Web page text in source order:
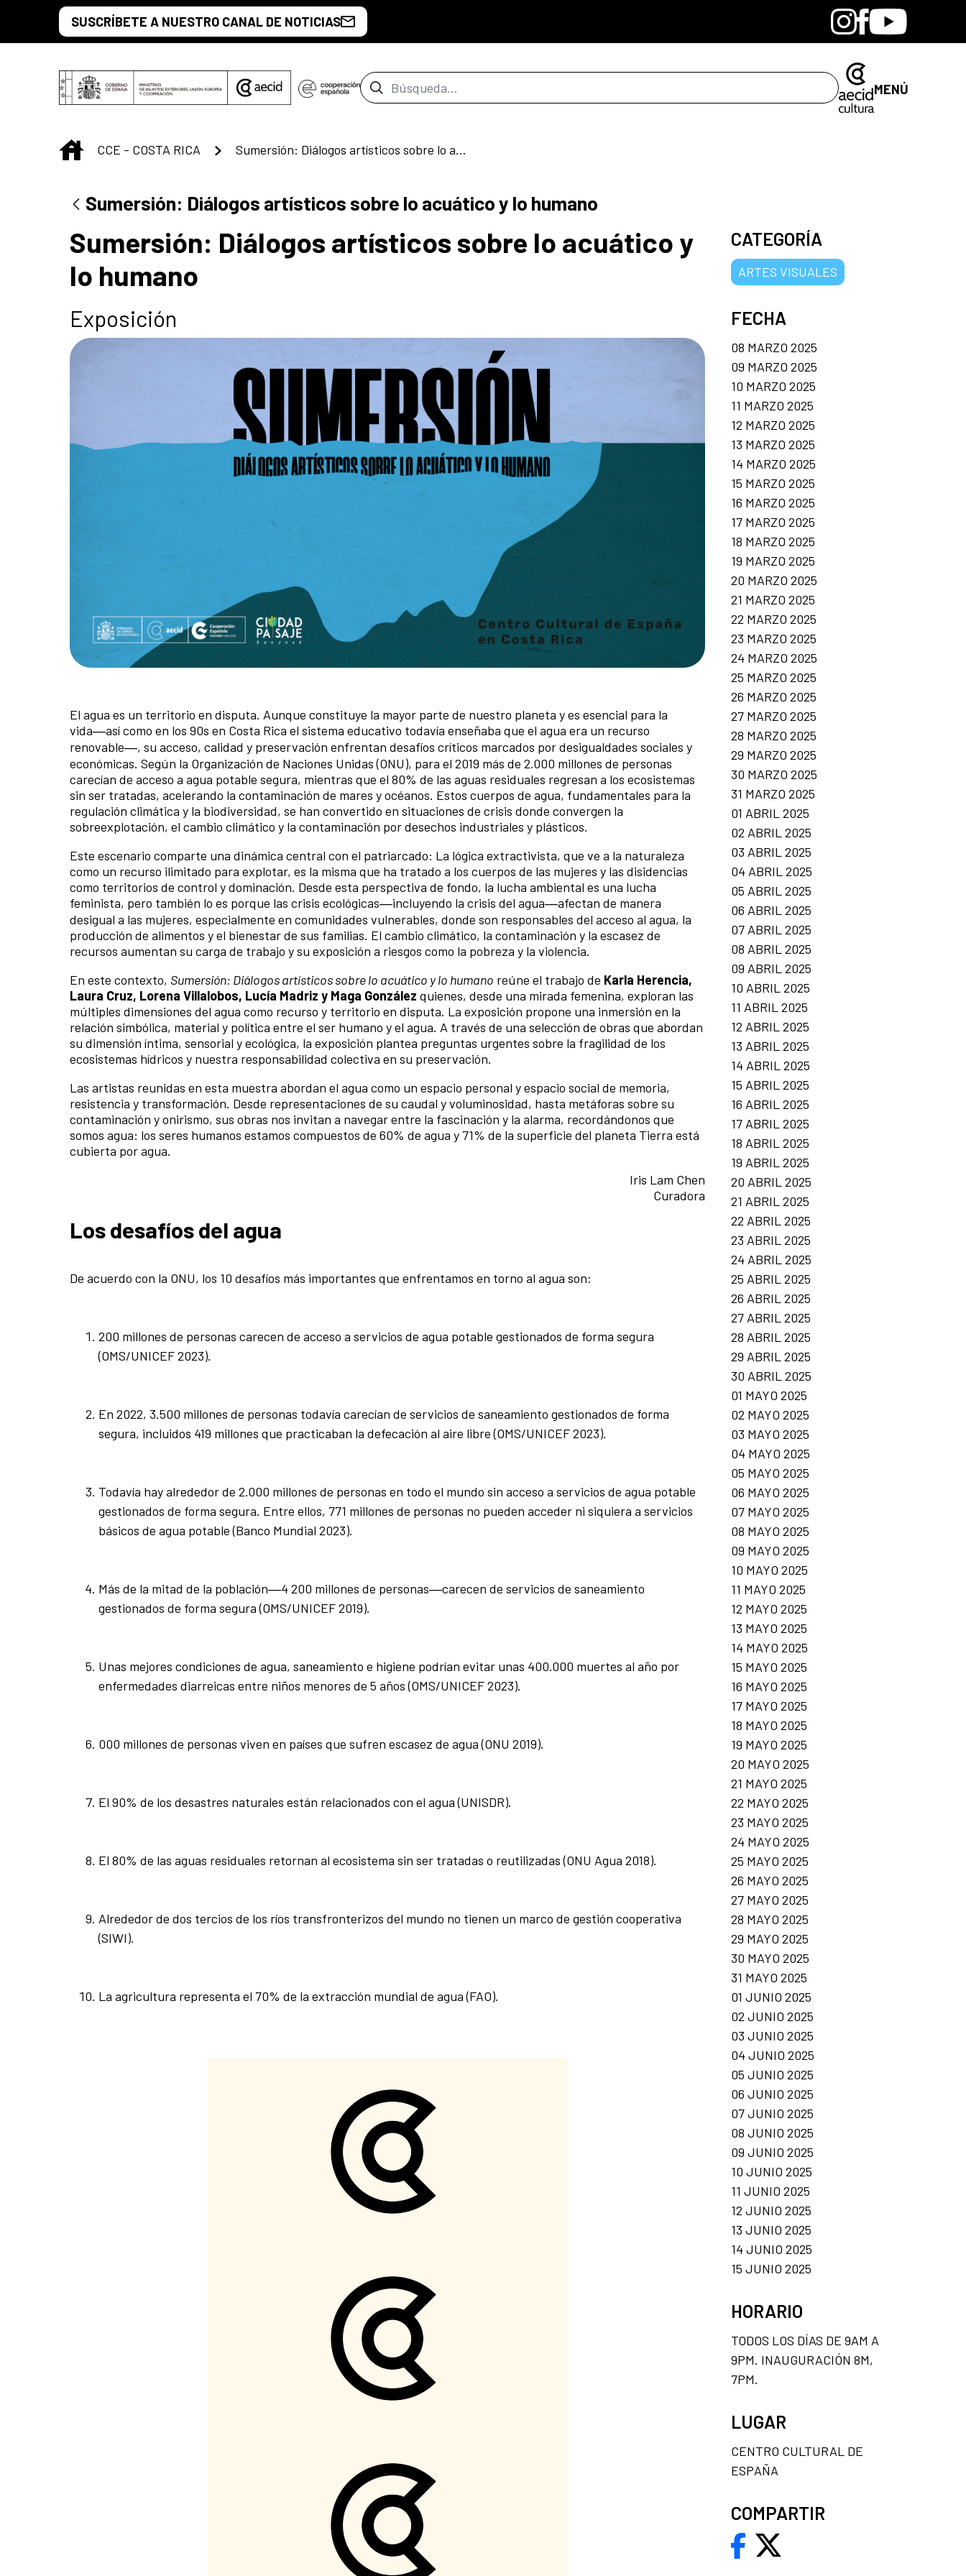
Saltar al contenido principal
SUSCRÍBETE A NUESTRO CANAL DE NOTICIAS BandcampInstagram
Facebook
Youtube
Barra de búsqueda MENÚ
INICIO
CCE - COSTA RICA Sumersión: Diálogos artísticos sobre lo acuático y lo humano
Sumersión: Diálogos artísticos sobre lo acuático y lo humano
Sumersión: Diálogos artísticos sobre lo acuático y
lo humano
Exposición
El agua es un territorio en disputa. Aunque constituye la mayor parte de nuestro planeta y es esencial para la
vida―así como en los 90s en Costa Rica el sistema educativo todavía enseñaba que el agua era un recurso
renovable―, su acceso, calidad y preservación enfrentan desafíos críticos marcados por desigualdades sociales y
económicas. Según la Organización de Naciones Unidas (ONU), para el 2019 más de 2.000 millones de personas
carecían de acceso a agua potable segura, mientras que el 80% de las aguas residuales regresan a los ecosistemas
sin ser tratadas, acelerando la contaminación de mares y océanos. Estos cuerpos de agua, fundamentales para la
regulación climática y la biodiversidad, se han convertido en situaciones de crisis donde convergen la
sobreexplotación, el cambio climático y la contaminación por desechos industriales y plásticos.
Este escenario comparte una dinámica central con el patriarcado: La lógica extractivista, que ve a la naturaleza
como un recurso ilimitado para explotar, es la misma que ha tratado a los cuerpos de las mujeres y las disidencias
como territorios de control y dominación. Desde esta perspectiva de fondo, la lucha ambiental es una lucha
feminista, pero también lo es porque las crisis ecológicas―incluyendo la crisis del agua―afectan de manera
desigual a las mujeres, especialmente en comunidades vulnerables, donde son responsables del acceso al agua, la
producción de alimentos y el bienestar de sus familias. El cambio climático, la contaminación y la escasez de
recursos aumentan su carga de trabajo y su exposición a riesgos como la pobreza y la violencia.
En este contexto, Sumersión: Diálogos artísticos sobre lo acuático y lo humano reúne el trabajo de Karla Herencia,
Laura Cruz, Lorena Villalobos, Lucía Madriz y Maga González quienes, desde una mirada femenina, exploran las
múltiples dimensiones del agua como recurso y territorio en disputa. La exposición propone una inmersión en la
relación simbólica, material y política entre el ser humano y el agua. A través de una selección de obras que abordan
su dimensión íntima, sensorial y ecológica, la exposición plantea preguntas urgentes sobre la fragilidad de los
ecosistemas hídricos y nuestra responsabilidad colectiva en su preservación.
Las artistas reunidas en esta muestra abordan el agua como un espacio personal y espacio social de memoria,
resistencia y transformación. Desde representaciones de su caudal y voluminosidad, hasta metáforas sobre su
contaminación y onirismo, sus obras nos invitan a navegar entre la fascinación y la alarma, recordándonos que
somos agua: los seres humanos estamos compuestos de 60% de agua y 71% de la superficie del planeta Tierra está
cubierta por agua.
Iris Lam Chen
Curadora
Los desafíos del agua
De acuerdo con la ONU, los 10 desafíos más importantes que enfrentamos en torno al agua son:
200 millones de personas carecen de acceso a servicios de agua potable gestionados de forma segura
(OMS/UNICEF 2023).
En 2022, 3.500 millones de personas todavía carecían de servicios de saneamiento gestionados de forma
segura, incluidos 419 millones que practicaban la defecación al aire libre (OMS/UNICEF 2023).
Todavía hay alrededor de 2.000 millones de personas en todo el mundo sin acceso a servicios de agua potable
gestionados de forma segura. Entre ellos, 771 millones de personas no pueden acceder ni siquiera a servicios
básicos de agua potable (Banco Mundial 2023).
Más de la mitad de la población―4 200 millones de personas―carecen de servicios de saneamiento
gestionados de forma segura (OMS/UNICEF 2019).
Unas mejores condiciones de agua, saneamiento e higiene podrían evitar unas 400.000 muertes al año por
enfermedades diarreicas entre niños menores de 5 años (OMS/UNICEF 2023).
000 millones de personas viven en países que sufren escasez de agua (ONU 2019).
El 90% de los desastres naturales están relacionados con el agua (UNISDR).
El 80% de las aguas residuales retornan al ecosistema sin ser tratadas o reutilizadas (ONU Agua 2018).
Alrededor de dos tercios de los ríos transfronterizos del mundo no tienen un marco de gestión cooperativa
(SIWI).
La agricultura representa el 70% de la extracción mundial de agua (FAO).
CATEGORÍA
ARTES VISUALES
FECHA
08 MARZO 2025
09 MARZO 2025
10 MARZO 2025
11 MARZO 2025
12 MARZO 2025
13 MARZO 2025
14 MARZO 2025
15 MARZO 2025
16 MARZO 2025
17 MARZO 2025
18 MARZO 2025
19 MARZO 2025
20 MARZO 2025
21 MARZO 2025
22 MARZO 2025
23 MARZO 2025
24 MARZO 2025
25 MARZO 2025
26 MARZO 2025
27 MARZO 2025
28 MARZO 2025
29 MARZO 2025
30 MARZO 2025
31 MARZO 2025
01 ABRIL 2025
02 ABRIL 2025
03 ABRIL 2025
04 ABRIL 2025
05 ABRIL 2025
06 ABRIL 2025
07 ABRIL 2025
08 ABRIL 2025
09 ABRIL 2025
10 ABRIL 2025
11 ABRIL 2025
12 ABRIL 2025
13 ABRIL 2025
14 ABRIL 2025
15 ABRIL 2025
16 ABRIL 2025
17 ABRIL 2025
18 ABRIL 2025
19 ABRIL 2025
20 ABRIL 2025
21 ABRIL 2025
22 ABRIL 2025
23 ABRIL 2025
24 ABRIL 2025
25 ABRIL 2025
26 ABRIL 2025
27 ABRIL 2025
28 ABRIL 2025
29 ABRIL 2025
30 ABRIL 2025
01 MAYO 2025
02 MAYO 2025
03 MAYO 2025
04 MAYO 2025
05 MAYO 2025
06 MAYO 2025
07 MAYO 2025
08 MAYO 2025
09 MAYO 2025
10 MAYO 2025
11 MAYO 2025
12 MAYO 2025
13 MAYO 2025
14 MAYO 2025
15 MAYO 2025
16 MAYO 2025
17 MAYO 2025
18 MAYO 2025
19 MAYO 2025
20 MAYO 2025
21 MAYO 2025
22 MAYO 2025
23 MAYO 2025
24 MAYO 2025
25 MAYO 2025
26 MAYO 2025
27 MAYO 2025
28 MAYO 2025
29 MAYO 2025
30 MAYO 2025
31 MAYO 2025
01 JUNIO 2025
02 JUNIO 2025
03 JUNIO 2025
04 JUNIO 2025
05 JUNIO 2025
06 JUNIO 2025
07 JUNIO 2025
08 JUNIO 2025
09 JUNIO 2025
10 JUNIO 2025
11 JUNIO 2025
12 JUNIO 2025
13 JUNIO 2025
14 JUNIO 2025
15 JUNIO 2025
HORARIO
TODOS LOS DÍAS DE 9AM A
9PM. INAUGURACIÓN 8M,
7PM.
LUGAR
CENTRO CULTURAL DE
ESPAÑA
COMPARTIR